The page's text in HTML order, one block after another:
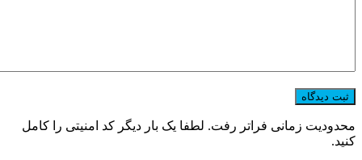
محدودیت زمانی فراتر رفت. لطفا یک بار دیگر کد امنیتی را کامل
کنید.